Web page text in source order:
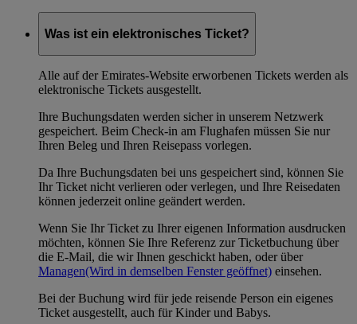
Was ist ein elektronisches Ticket?
Alle auf der Emirates-Website erworbenen Tickets werden als
elektronische Tickets ausgestellt.
Ihre Buchungsdaten werden sicher in unserem Netzwerk
gespeichert. Beim Check-in am Flughafen müssen Sie nur
Ihren Beleg und Ihren Reisepass vorlegen.
Da Ihre Buchungsdaten bei uns gespeichert sind, können Sie
Ihr Ticket nicht verlieren oder verlegen, und Ihre Reisedaten
können jederzeit online geändert werden.
Wenn Sie Ihr Ticket zu Ihrer eigenen Information ausdrucken
möchten, können Sie Ihre Referenz zur Ticketbuchung über
die E-Mail, die wir Ihnen geschickt haben, oder über
Managen(Wird in demselben Fenster geöffnet) einsehen.
Bei der Buchung wird für jede reisende Person ein eigenes
Ticket ausgestellt, auch für Kinder und Babys.